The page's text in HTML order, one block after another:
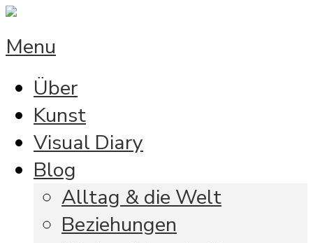
Menu
Über
Kunst
Visual Diary
Blog
Alltag & die Welt
Beziehungen